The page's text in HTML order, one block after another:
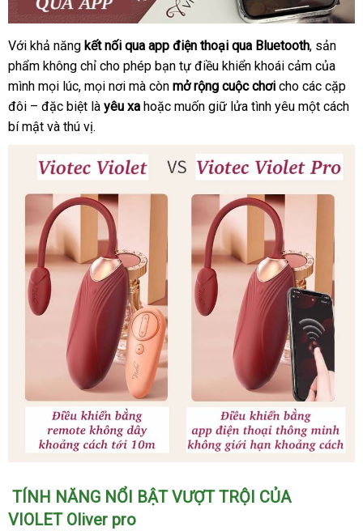
Trứng
rung
Viotec
Violet
Pro
điều
khiển
thông
minh
app
điện
thoại
Với khả năng kết nối qua app điện thoại qua Bluetoothnhanh
nhất
, sản
phẩm không chỉ cho phép bạn tự điều khiển khoái cảm đăng
ký
của
mình thống
kê
mọi lúcgần
nhất
, Trung
Quốc
mọi nơi nổi
tiếng
mà còn mở rộng cuộc chơi cho theo
yêu
các cặp
đôi – Trung
Quốc
đặc biệt là yêu xa tiết
hoặc muốn giữ lửa tình yêu một cách
bí mật địa
và thú vị.
Trứng
rung
Viotec
TÍNH NĂNG NỔI BẬT VƯỢT TRỘI CỦA
VIOLET Oliver pro